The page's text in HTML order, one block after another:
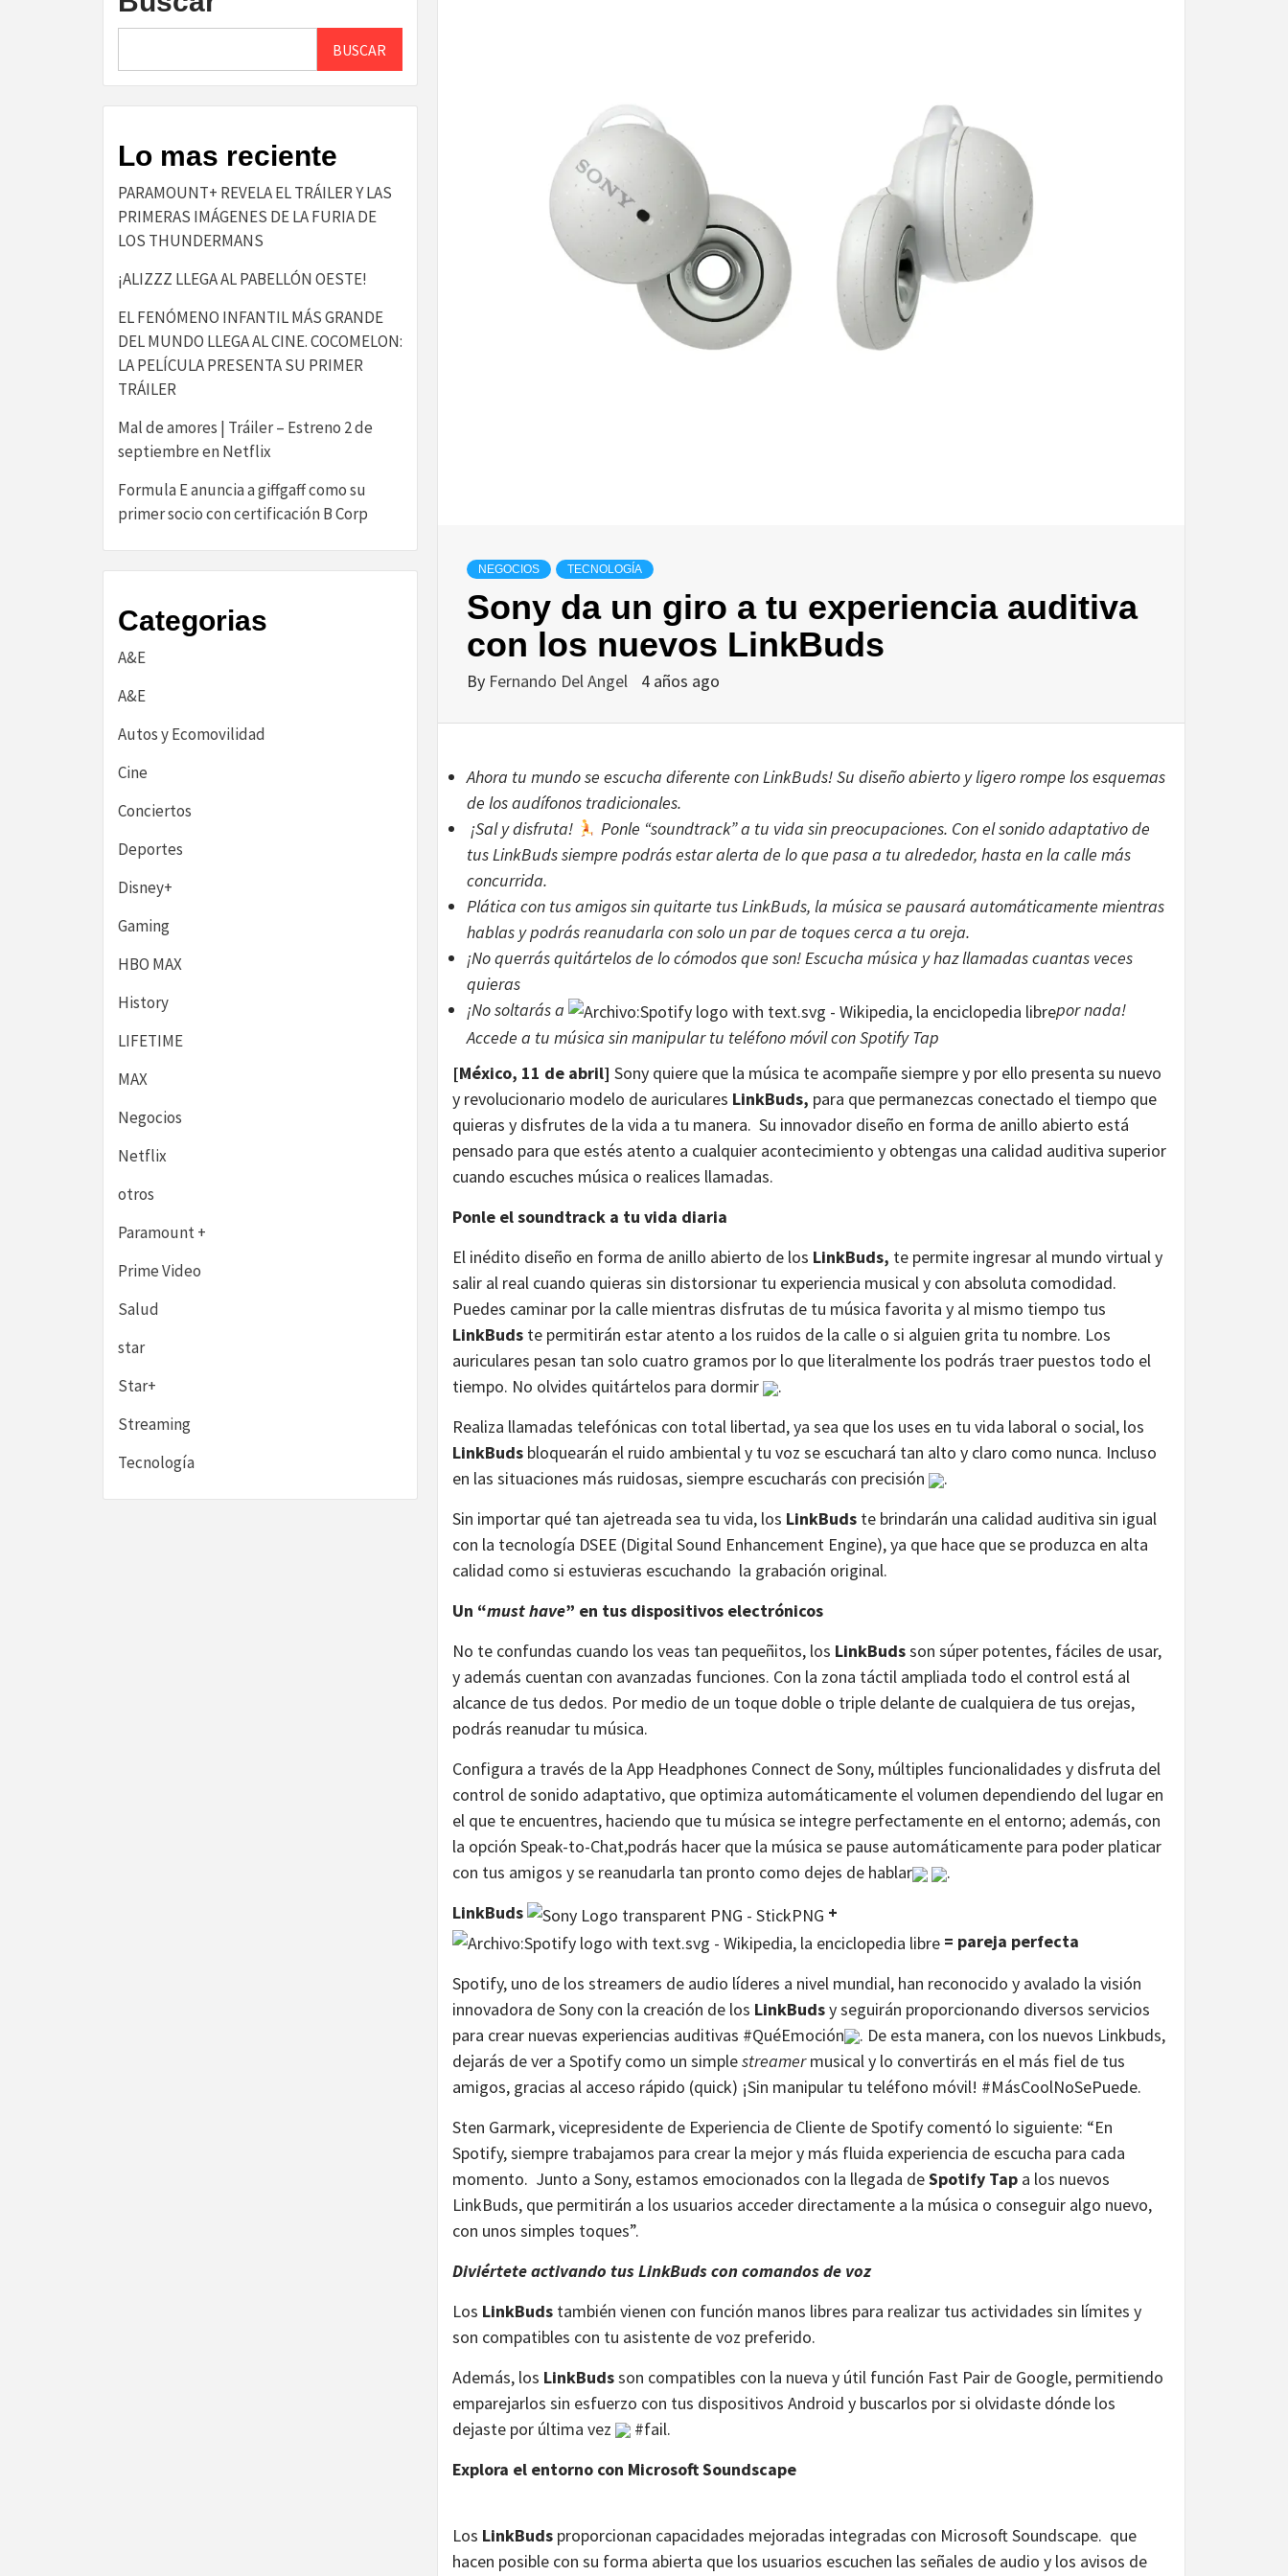
NEGOCIOS TECNOLOGÍA
Sony da un giro a tu experiencia auditiva
con los nuevos LinkBuds
By Fernando Del Angel 4 años ago
Ahora tu mundo se escucha diferente con LinkBuds! Su diseño abierto y ligero rompe los esquemas
de los audífonos tradicionales.
¡Sal y disfruta!
Ponle “soundtrack” a tu vida sin preocupaciones. Con el sonido adaptativo de
tus LinkBuds siempre podrás estar alerta de lo que pasa a tu alrededor, hasta en la calle más
concurrida.
Plática con tus amigos sin quitarte tus LinkBuds, la música se pausará automáticamente mientras
hablas y podrás reanudarla con solo un par de toques cerca a tu oreja.
¡No querrás quitártelos de lo cómodos que son! Escucha música y haz llamadas cuantas veces
quieras
¡No soltarás a
por nada!
Accede a tu música sin manipular tu teléfono móvil con Spotify Tap
[México, 11 de abril] Sony quiere que la música te acompañe siempre y por ello presenta su nuevo
y revolucionario modelo de auriculares LinkBuds, para que permanezcas conectado el tiempo que
quieras y disfrutes de la vida a tu manera. Su innovador diseño en forma de anillo abierto está
pensado para que estés atento a cualquier acontecimiento y obtengas una calidad auditiva superior
cuando escuches música o realices llamadas.
Ponle el soundtrack a tu vida diaria
El inédito diseño en forma de anillo abierto de los LinkBuds, te permite ingresar al mundo virtual y
salir al real cuando quieras sin distorsionar tu experiencia musical y con absoluta comodidad.
Puedes caminar por la calle mientras disfrutas de tu música favorita y al mismo tiempo tus
LinkBuds te permitirán estar atento a los ruidos de la calle o si alguien grita tu nombre. Los
auriculares pesan tan solo cuatro gramos por lo que literalmente los podrás traer puestos todo el
tiempo. No olvides quitártelos para dormir
.
Realiza llamadas telefónicas con total libertad, ya sea que los uses en tu vida laboral o social, los
LinkBuds bloquearán el ruido ambiental y tu voz se escuchará tan alto y claro como nunca. Incluso
en las situaciones más ruidosas, siempre escucharás con precisión
.
Sin importar qué tan ajetreada sea tu vida, los LinkBuds te brindarán una calidad auditiva sin igual
con la tecnología DSEE (Digital Sound Enhancement Engine), ya que hace que se produzca en alta
calidad como si estuvieras escuchando la grabación original.
Un “must have” en tus dispositivos electrónicos
No te confundas cuando los veas tan pequeñitos, los LinkBudsson súper potentes, fáciles de usar,
y además cuentan con avanzadas funciones. Con la zona táctil ampliada todo el control está al
alcance de tus dedos. Por medio de un toque doble o triple delante de cualquiera de tus orejas,
podrás reanudar tu música.
Configura a través de la App Headphones Connect de Sony, múltiples funcionalidades y disfruta del
control de sonido adaptativo, que optimiza automáticamente el volumen dependiendo del lugar en
el que te encuentres, haciendo que tu música se integre perfectamente en el entorno; además, con
la opción Speak-to-Chat,podrás hacer que la música se pause automáticamente para poder platicar
con tus amigos y se reanudarla tan pronto como dejes de hablar
.
LinkBuds
+
= pareja perfecta
Spotify, uno de los streamers de audio líderes a nivel mundial, han reconocido y avalado la visión
innovadora de Sony con la creación de los LinkBudsy seguirán proporcionando diversos servicios
para crear nuevas experiencias auditivas #QuéEmoción
. De esta manera, con los nuevos Linkbuds,
dejarás de ver a Spotify como un simplestreamermusical y lo convertirás en el más fiel de tus
amigos, gracias al acceso rápido (quick) ¡Sin manipular tu teléfono móvil! #MásCoolNoSePuede.
Sten Garmark, vicepresidente de Experiencia de Cliente de Spotify comentó lo siguiente: “En
Spotify, siempre trabajamos para crear la mejor y más fluida experiencia de escucha para cada
momento. Junto a Sony, estamos emocionados con la llegada deSpotify Tap a los nuevos
LinkBuds, que permitirán a los usuarios acceder directamente a la música o conseguir algo nuevo,
con unos simples toques”.
Diviértete activando tus LinkBuds con comandos de voz
Los LinkBuds también vienen con función manos libres para realizar tus actividades sin límites y
son compatibles con tu asistente de voz preferido.
Además, los LinkBudsson compatibles con la nueva y útil función Fast Pair de Google, permitiendo
emparejarlos sin esfuerzo con tus dispositivos Android y buscarlos por si olvidaste dónde los
dejaste por última vez
#fail.
Explora el entorno con Microsoft Soundscape
Los LinkBuds proporcionan capacidades mejoradas integradas con Microsoft Soundscape. que
hacen posible con su forma abierta que los usuarios escuchen las señales de audio y los avisos de
BUSCAR
Lo mas reciente
PARAMOUNT+ REVELA EL TRÁILER Y LAS
PRIMERAS IMÁGENES DE LA FURIA DE
LOS THUNDERMANS
¡ALIZZZ LLEGA AL PABELLÓN OESTE!
EL FENÓMENO INFANTIL MÁS GRANDE
DEL MUNDO LLEGA AL CINE. COCOMELON:
LA PELÍCULA PRESENTA SU PRIMER
TRÁILER
Mal de amores | Tráiler – Estreno 2 de
septiembre en Netflix
​Formula E anuncia a giffgaff como su
primer socio con certificación B Corp​
Categorias
A&E
A&E
Autos y Ecomovilidad
Cine
Conciertos
Deportes
Disney+
Gaming
HBO MAX
History
LIFETIME
MAX
Negocios
Netflix
otros
Paramount +
Prime Video
Salud
star
Star+
Streaming
Tecnología